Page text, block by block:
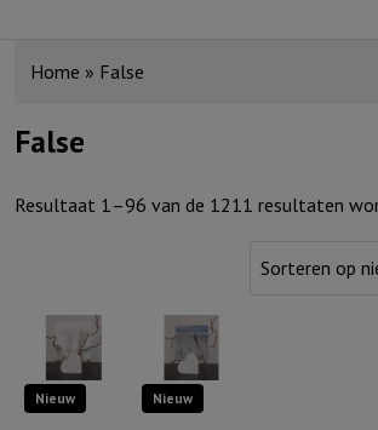
Home » False
False
Resultaat 1–96 van de 1211 resultaten
Nieuw Nieuw